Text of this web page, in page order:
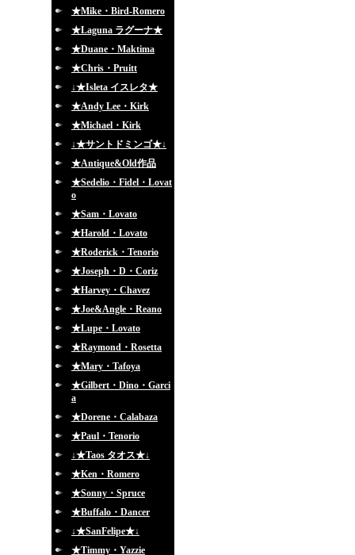
★Mike・Bird-Romero
★Laguna ラグーナ★
★Duane・Maktima
★Chris・Pruitt
↓★Isleta イスレタ★
★Andy Lee・Kirk
★Michael・Kirk
↓★サントドミンゴ★↓
★Antique&Old作品
★Sedelio・Fidel・Lovat
o
★Sam・Lovato
★Harold・Lovato
★Roderick・Tenorio
★Joseph・D・Coriz
★Harvey・Chavez
★Joe&Angle・Reano
★Lupe・Lovato
★Raymond・Rosetta
★Mary・Tafoya
★Gilbert・Dino・Garci
a
★Dorene・Calabaza
★Paul・Tenorio
↓★Taos タオス★↓
★Ken・Romero
★Sonny・Spruce
★Buffalo・Dancer
↓★SanFelipe★↓
★Timmy・Yazzie